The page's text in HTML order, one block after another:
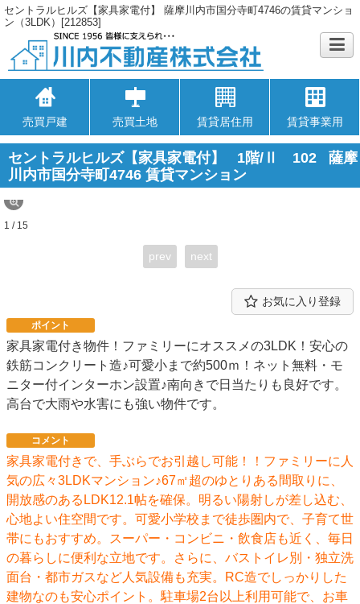
セントラルヒルズ【家具家電付】 薩摩川内市国分寺町4746の賃貸マンショ
ン（3LDK）[212853]
売買戸建 売買土地 賃貸居住用 賃貸事業用
セントラルヒルズ【家具家電付】 1階/Ⅱ 102
薩摩
川内市国分寺町4746 賃貸マンション
1 / 15
prev next
お気に入り登録
ポイント
家具家電付き物件！ファミリーにオススメの3LDK！安心の
鉄筋コンクリート造♪可愛小まで約500ｍ！ネット無料・モ
ニター付インターホン設置♪南向きで日当たりも良好です。
高台で大雨や水害にも強い物件です。
コメント
家具家電付きで、手ぶらでお引越し可能！！ファミリーに人
気の広々3LDKマンション♪67㎡超のゆとりある間取りに、
開放感のあるLDK12.1帖を確保。明るい陽射しが差し込む、
心地よい住空間です。可愛小学校まで徒歩圏内で、子育て世
帯にもおすすめ。スーパー・コンビニ・飲食店も近く、毎日
の暮らしに便利な立地です。さらに、バストイレ別・独立洗
面台・都市ガスなど人気設備も充実。RC造でしっかりした
建物なのも安心ポイント。駐車場2台以上利用可能で、お車